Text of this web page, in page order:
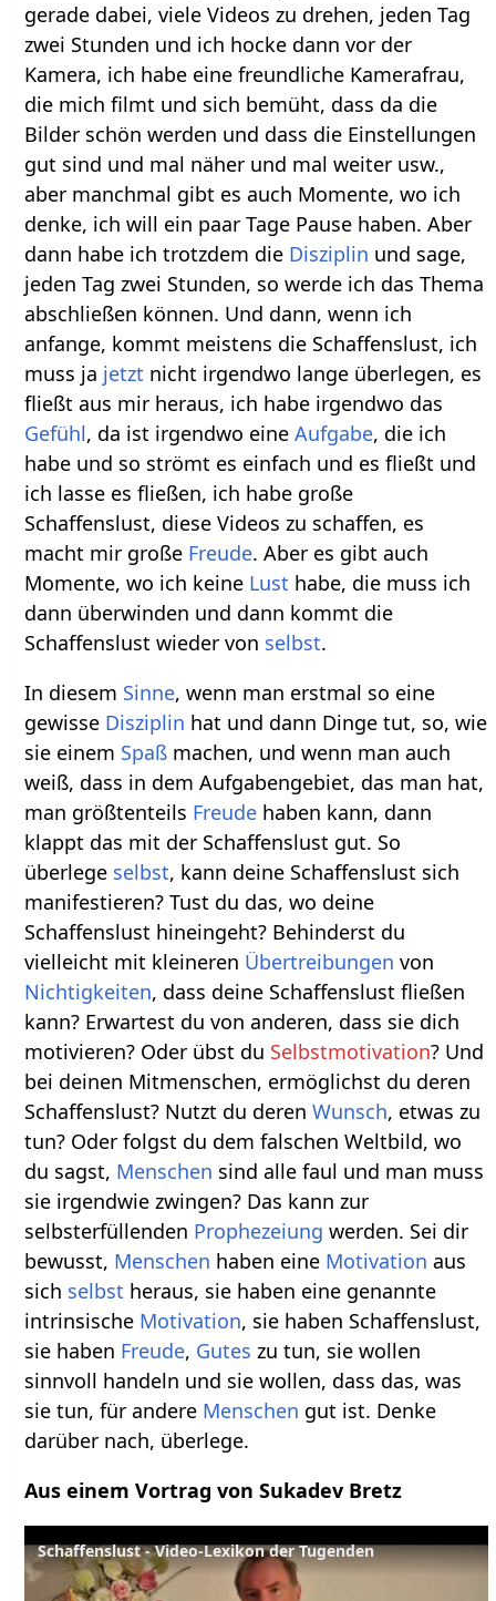
gerade dabei, viele Videos zu drehen, jeden Tag
zwei Stunden und ich hocke dann vor der
Kamera, ich habe eine freundliche Kamerafrau,
die mich filmt und sich bemüht, dass da die
Bilder schön werden und dass die Einstellungen
gut sind und mal näher und mal weiter usw.,
aber manchmal gibt es auch Momente, wo ich
denke, ich will ein paar Tage Pause haben. Aber
dann habe ich trotzdem die Disziplin und sage,
jeden Tag zwei Stunden, so werde ich das Thema
abschließen können. Und dann, wenn ich
anfange, kommt meistens die Schaffenslust, ich
muss ja jetzt nicht irgendwo lange überlegen, es
fließt aus mir heraus, ich habe irgendwo das
Gefühl, da ist irgendwo eineAufgabe, die ich
habe und so strömt es einfach und es fließt und
ich lasse es fließen, ich habe große
Schaffenslust, diese Videos zu schaffen, es
macht mir große Freude. Aber es gibt auch
Momente, wo ich keine Lust habe, die muss ich
dann überwinden und dann kommt die
Schaffenslust wieder von selbst.
In diesem Sinne, wenn man erstmal so eine
gewisse Disziplin hat und dann Dinge tut, so, wie
sie einem Spaß machen, und wenn man auch
weiß, dass in dem Aufgabengebiet, das man hat,
man größtenteils Freude haben kann, dann
klappt das mit der Schaffenslust gut. So
überlege selbst, kann deine Schaffenslust sich
manifestieren? Tust du das, wo deine
Schaffenslust hineingeht? Behinderst du
vielleicht mit kleineren Übertreibungen von
Nichtigkeiten, dass deine Schaffenslust fließen
kann? Erwartest du von anderen, dass sie dich
motivieren? Oder übst du Selbstmotivation? Und
bei deinen Mitmenschen, ermöglichst du deren
Schaffenslust? Nutzt du derenWunsch, etwas zu
tun? Oder folgst du dem falschen Weltbild, wo
du sagst, Menschen sind alle faul und man muss
sie irgendwie zwingen? Das kann zur
selbsterfüllenden Prophezeiung werden. Sei dir
bewusst, Menschen haben eine Motivation aus
sich selbst heraus, sie haben eine genannte
intrinsische Motivation, sie haben Schaffenslust,
sie haben Freude, Gutes zu tun, sie wollen
sinnvoll handeln und sie wollen, dass das, was
sie tun, für andere Menschen gut ist. Denke
darüber nach, überlege.
Aus einem Vortrag von Sukadev Bretz
Schaffenslust - Video-Lexikon der Tugenden